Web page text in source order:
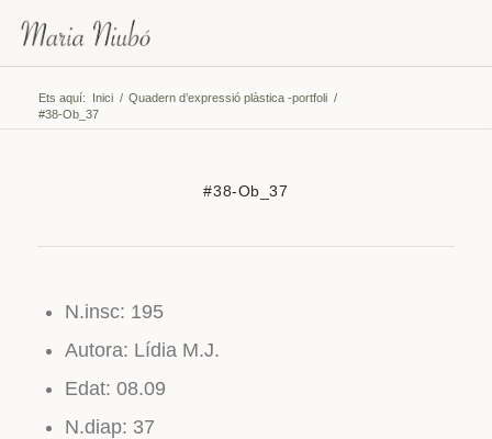
Ets aquí: Inici / Quadern d’expressió plàstica -portfoli /
#38-Ob_37
#38-Ob_37
N.insc: 195
Autora: Lídia M.J.
Edat: 08.09
N.diap: 37